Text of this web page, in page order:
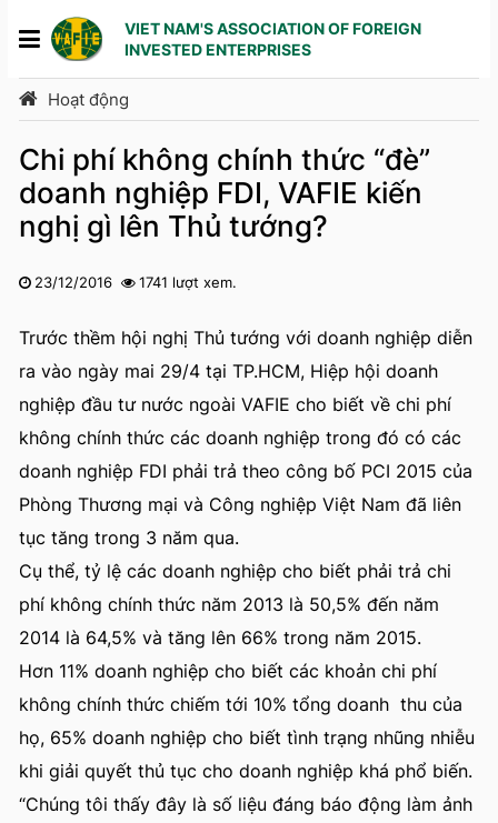
VIET NAM'S ASSOCIATION OF FOREIGN
INVESTED ENTERPRISES
Hoạt động
Chi phí không chính thức “đè”
doanh nghiệp FDI, VAFIE kiến
nghị gì lên Thủ tướng?
23/12/2016
1741 lượt xem.
Trước thềm hội nghị Thủ tướng với doanh nghiệp diễn
ra vào ngày mai 29/4 tại TP.HCM, Hiệp hội doanh
nghiệp đầu tư nước ngoài VAFIE cho biết về chi phí
không chính thức các doanh nghiệp trong đó có các
doanh nghiệp FDI phải trả theo công bố PCI 2015 của
Phòng Thương mại và Công nghiệp Việt Nam đã liên
tục tăng trong 3 năm qua.
Cụ thể, tỷ lệ các doanh nghiệp cho biết phải trả chi
phí không chính thức năm 2013 là 50,5% đến năm
2014 là 64,5% và tăng lên 66% trong năm 2015.
Hơn 11% doanh nghiệp cho biết các khoản chi phí
không chính thức chiếm tới 10% tổng doanh thu của
họ, 65% doanh nghiệp cho biết tình trạng nhũng nhiễu
khi giải quyết thủ tục cho doanh nghiệp khá phổ biến.
“Chúng tôi thấy đây là số liệu đáng báo động làm ảnh